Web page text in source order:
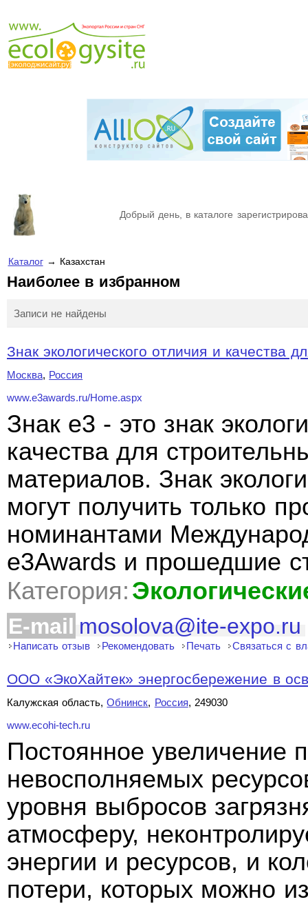
Добрый день, в каталоге
Каталог→ Казахстан
Наиболее в избранном
Записи не найдены
Знак экологического отличия и качества
Москва, Россия
www.e3awards.ru/Home.aspx
Знак e3 - это знак
качества для
материалов. Знак
могут получить только
номинантами
e3Awards и прошедшие
Категория:
E-mail mosolova@ite-expo.ru
Написать отзыв Рекомендовать Печать Связаться с
ООО «ЭкоХайтек» энергосбережение в
Калужская область,Обнинск, Россия, 249030
www.ecohi-tech.ru
Постоянное увеличение
невосполняемых
уровня выбросов
атмосферу,
энергии и ресурсов, и
потери, которых можно